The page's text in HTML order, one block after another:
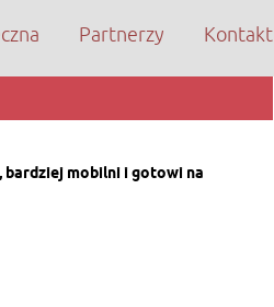
Partnerzy Kontakt
bardziej mobilni i gotowi na